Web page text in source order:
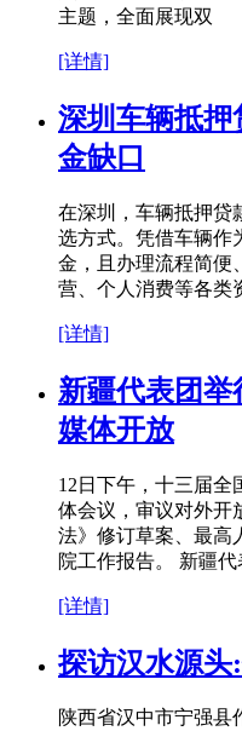
主题，全面展现双
[详情]
深圳车辆抵押
金缺口
在深圳，车辆抵押贷
选方式。凭借车辆作
金，且办理流程简便
营、个人消费等各类
[详情]
新疆代表团
媒体开放
12日下午，十三届全
体会议，审议对外开
法》修订草案、最高
院工作报告。 新疆代
[详情]
探访汉水源
陕西省汉中市宁强县